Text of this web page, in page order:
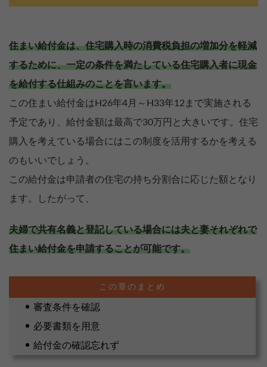
住まい給付金は、住宅購入時の消費税負担の増加分を軽減
するために、一定の条件を満たしている住宅購入者に現金
を給付する仕組みのことを言います。
この住まい給付金はH26年4月～H33年12まで実施される
予定であり、給付金額は最高で30万円と大きいです。住宅
購入を考えている場合にはこの制度を活用するかを考える
のもいいでしょう。
この給付金は申請者の住宅の持ち分割合に応じた額となり
ます。したがって、
夫婦で共有名義と登記している場合には夫と妻それぞれで
住まい給付金を申請することが可能です。
審査条件を確認
必要書類を用意
給付金の確認忘れず